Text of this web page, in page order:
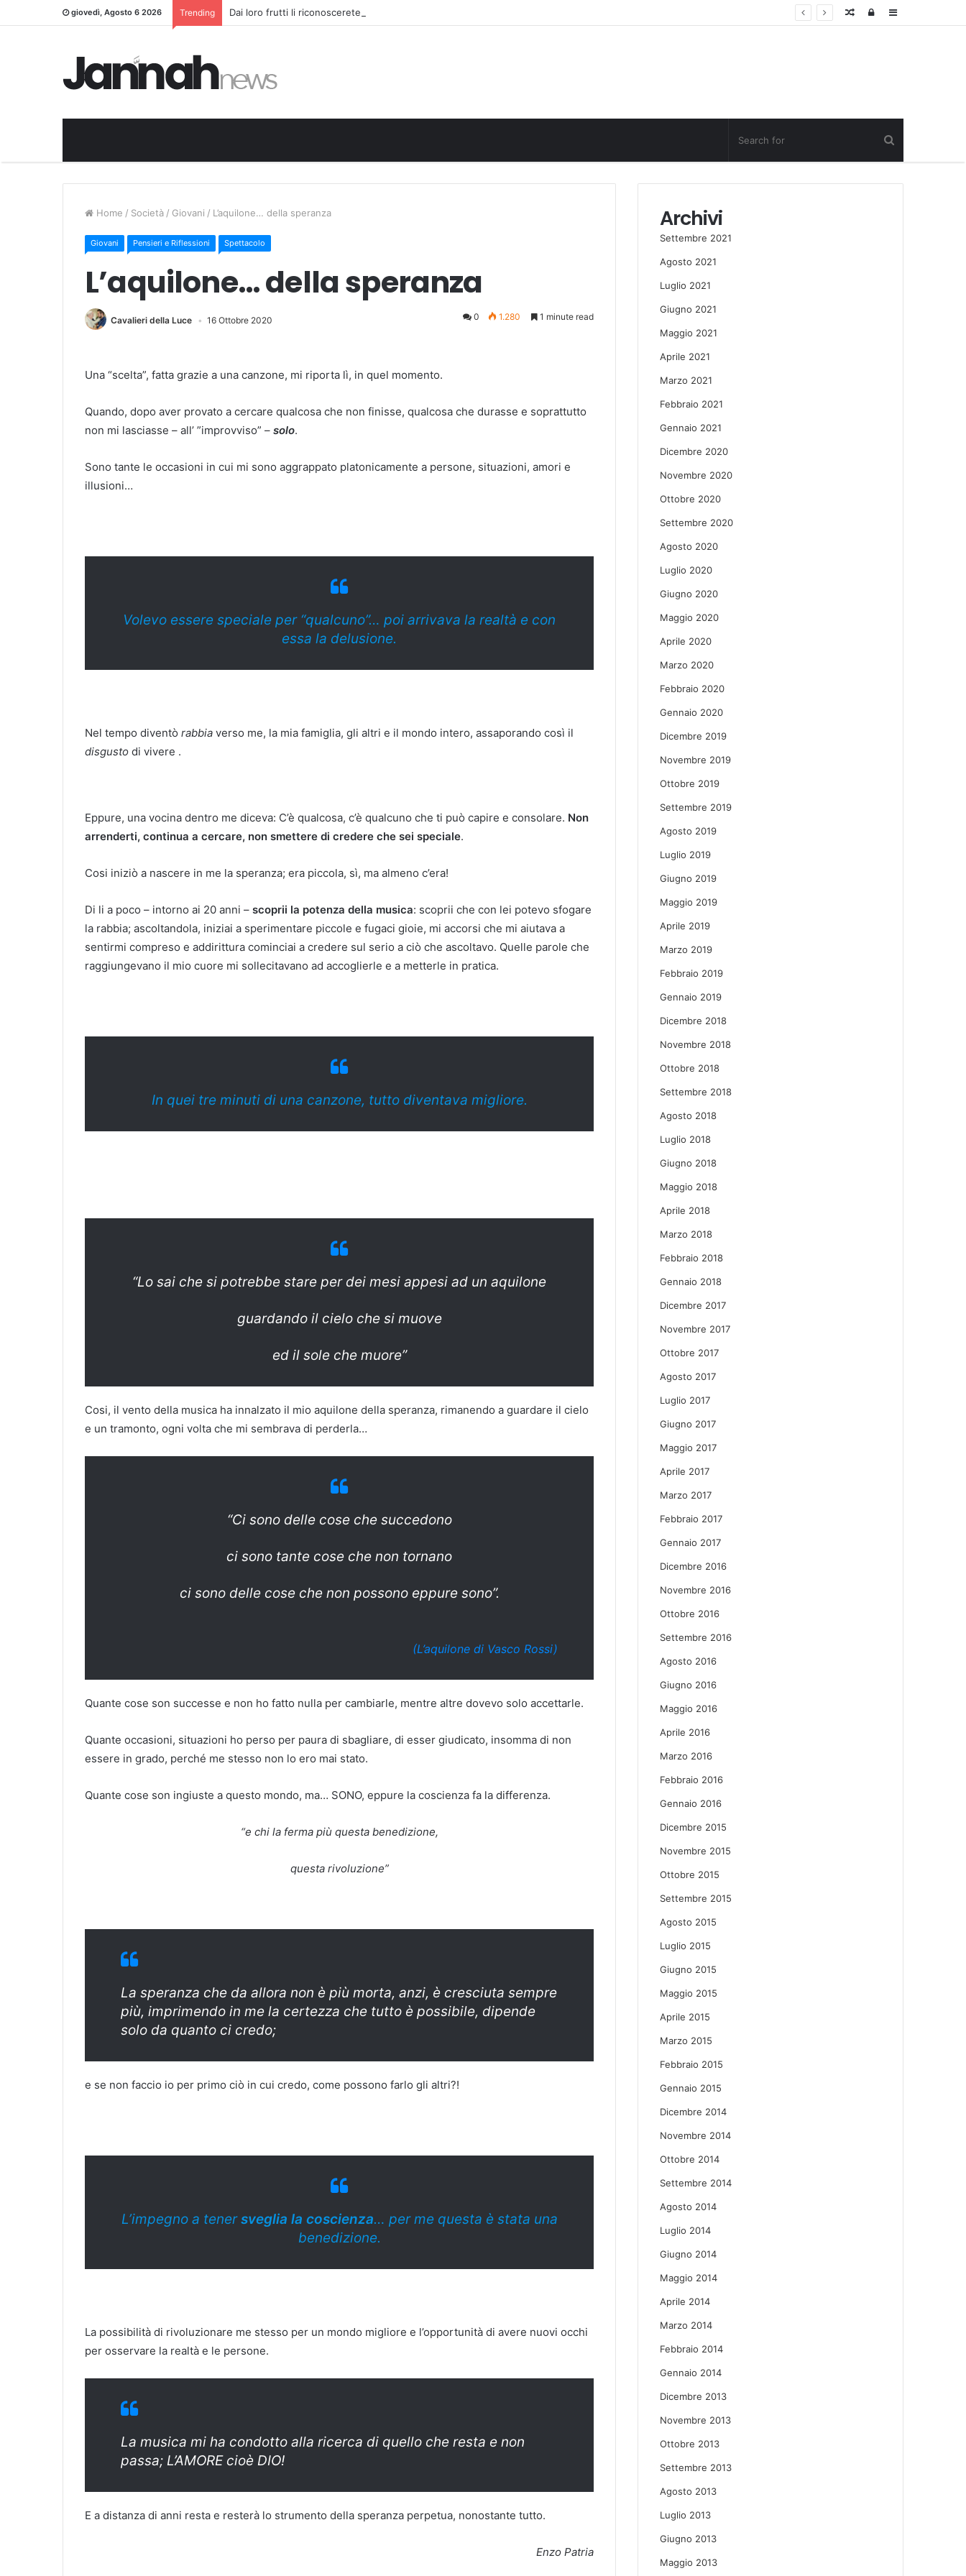
giovedì, Agosto 6 2026 Trending Dai loro frutti li riconoscerete Sidebar
Log
Random
Home / Società / Giovani / L’aquilone… della speranza
Giovani Pensieri e Riflessioni Spettacolo
L’aquilone… della speranza
Cavalieri della Luce 16 Ottobre 2020 0 1.280 1 minute read
Una “scelta”, fatta grazie a una canzone, mi riporta lì, in quel momento.
Quando, dopo aver provato a cercare qualcosa che non finisse, qualcosa che durasse e soprattutto
non mi lasciasse – all’ ”improvviso” – solo.
Sono tante le occasioni in cui mi sono aggrappato platonicamente a persone, situazioni, amori e
illusioni…
Volevo essere speciale per “qualcuno”… poi arrivava la realtà e con
essa la delusione.
Nel tempo diventò rabbia verso me, la mia famiglia, gli altri e il mondo intero, assaporando così il
disgusto di vivere .
Eppure, una vocina dentro me diceva: C’è qualcosa, c’è qualcuno che ti può capire e consolare. Non
arrenderti, continua a cercare, non smettere di credere che sei speciale.
Cosi iniziò a nascere in me la speranza; era piccola, sì, ma almeno c’era!
Di li a poco – intorno ai 20 anni – scoprii la potenza della musica: scoprii che con lei potevo sfogare
la rabbia; ascoltandola, iniziai a sperimentare piccole e fugaci gioie, mi accorsi che mi aiutava a
sentirmi compreso e addirittura cominciai a credere sul serio a ciò che ascoltavo. Quelle parole che
raggiungevano il mio cuore mi sollecitavano ad accoglierle e a metterle in pratica.
In quei tre minuti di una canzone, tutto diventava migliore.
“Lo sai che si potrebbe stare per dei mesi appesi ad un aquilone
guardando il cielo che si muove
ed il sole che muore”
Cosi, il vento della musica ha innalzato il mio aquilone della speranza, rimanendo a guardare il cielo
e un tramonto, ogni volta che mi sembrava di perderla…
“Ci sono delle cose che succedono
ci sono tante cose che non tornano
ci sono delle cose che non possono eppure sono”.
(L’aquilone di Vasco Rossi)
Quante cose son successe e non ho fatto nulla per cambiarle, mentre altre dovevo solo accettarle.
Quante occasioni, situazioni ho perso per paura di sbagliare, di esser giudicato, insomma di non
essere in grado, perché me stesso non lo ero mai stato.
Quante cose son ingiuste a questo mondo, ma… SONO, eppure la coscienza fa la differenza.
“e chi la ferma più questa benedizione,
questa rivoluzione”
La speranza che da allora non è più morta, anzi, è cresciuta sempre
più, imprimendo in me la certezza che tutto è possibile, dipende
solo da quanto ci credo;
e se non faccio io per primo ciò in cui credo, come possono farlo gli altri?!
L’impegno a tenersveglia la coscienza… per me questa è stata una
benedizione.
La possibilità di rivoluzionare me stesso per un mondo migliore e l’opportunità di avere nuovi occhi
per osservare la realtà e le persone.
La musica mi ha condotto alla ricerca di quello che resta e non
passa; L’AMORE cioè DIO!
E a distanza di anni resta e resterà lo strumento della speranza perpetua, nonostante tutto.
Enzo Patria
Archivi
Settembre 2021
Agosto 2021
Luglio 2021
Giugno 2021
Maggio 2021
Aprile 2021
Marzo 2021
Febbraio 2021
Gennaio 2021
Dicembre 2020
Novembre 2020
Ottobre 2020
Settembre 2020
Agosto 2020
Luglio 2020
Giugno 2020
Maggio 2020
Aprile 2020
Marzo 2020
Febbraio 2020
Gennaio 2020
Dicembre 2019
Novembre 2019
Ottobre 2019
Settembre 2019
Agosto 2019
Luglio 2019
Giugno 2019
Maggio 2019
Aprile 2019
Marzo 2019
Febbraio 2019
Gennaio 2019
Dicembre 2018
Novembre 2018
Ottobre 2018
Settembre 2018
Agosto 2018
Luglio 2018
Giugno 2018
Maggio 2018
Aprile 2018
Marzo 2018
Febbraio 2018
Gennaio 2018
Dicembre 2017
Novembre 2017
Ottobre 2017
Agosto 2017
Luglio 2017
Giugno 2017
Maggio 2017
Aprile 2017
Marzo 2017
Febbraio 2017
Gennaio 2017
Dicembre 2016
Novembre 2016
Ottobre 2016
Settembre 2016
Agosto 2016
Giugno 2016
Maggio 2016
Aprile 2016
Marzo 2016
Febbraio 2016
Gennaio 2016
Dicembre 2015
Novembre 2015
Ottobre 2015
Settembre 2015
Agosto 2015
Luglio 2015
Giugno 2015
Maggio 2015
Aprile 2015
Marzo 2015
Febbraio 2015
Gennaio 2015
Dicembre 2014
Novembre 2014
Ottobre 2014
Settembre 2014
Agosto 2014
Luglio 2014
Giugno 2014
Maggio 2014
Aprile 2014
Marzo 2014
Febbraio 2014
Gennaio 2014
Dicembre 2013
Novembre 2013
Ottobre 2013
Settembre 2013
Agosto 2013
Luglio 2013
Giugno 2013
Maggio 2013